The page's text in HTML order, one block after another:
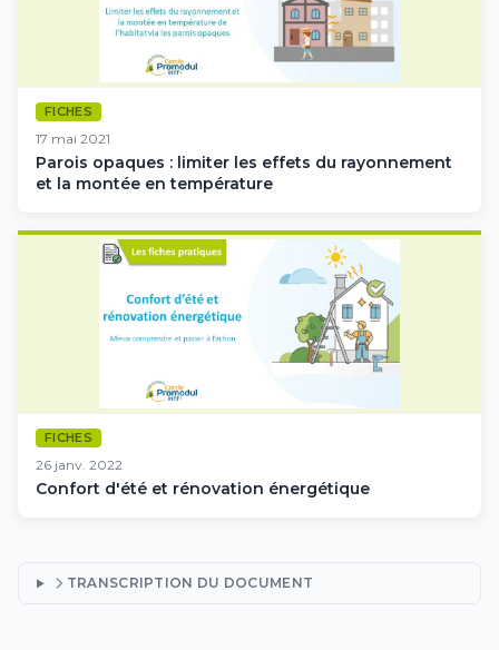
FICHES
17 mai 2021
Parois opaques : limiter les effets du rayonnement
et la montée en température
FICHES
26 janv. 2022
Confort d'été et rénovation énergétique
TRANSCRIPTION DU DOCUMENT